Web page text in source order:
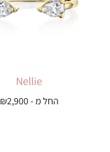
Nellie
החל מ - ₪2,900